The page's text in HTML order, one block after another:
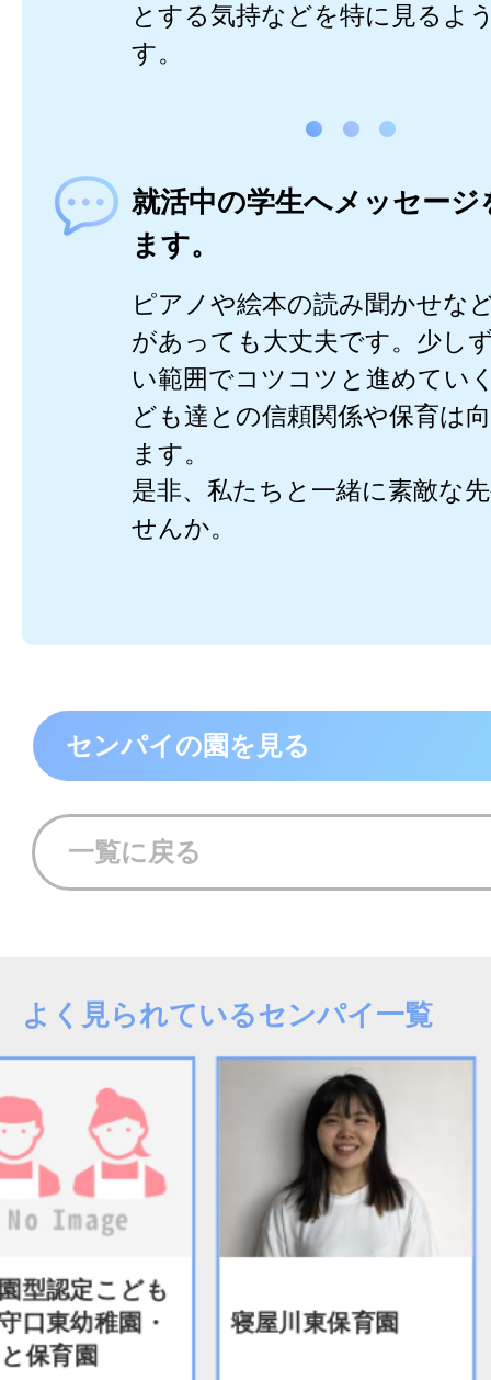
とする気持などを特に見るよ
す。
就活中の学生へメッセージ
ます。
ピアノや絵本の読み聞かせな
があっても大丈夫です。少し
い範囲でコツコツと進めてい
ども達との信頼関係や保育は
ます。
是非、私たちと一緒に素敵な
せんか。
センパイの園を見る
一覧に戻る
よく見られているセンパイ一覧
型認定こども
口東幼稚園・
保育園
寝屋川東保育園